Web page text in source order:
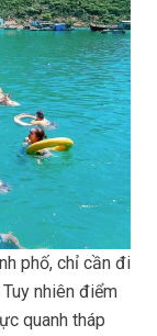
phố, chỉ cần đi
nhiên điểm
quanh tháp